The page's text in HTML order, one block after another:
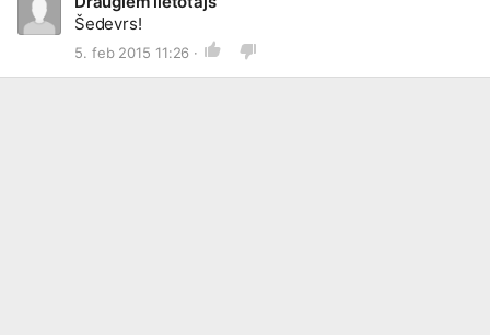
Šedevrs!
5. feb 2015 11:26 ·